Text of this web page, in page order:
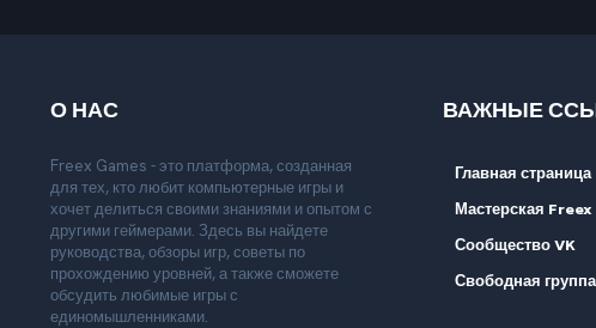
О НАС
Freex Games - это платформа, созданная
для тех, кто любит компьютерные игры и
хочет делиться своими знаниями и опытом с
другими геймерами. Здесь вы найдете
руководства, обзоры игр, советы по
прохождению уровней, а также сможете
обсудить любимые игры с
единомышленниками.
ВАЖНЫЕ
Главная страница
Мастерская Freex
Сообщество VK
Свободная группа